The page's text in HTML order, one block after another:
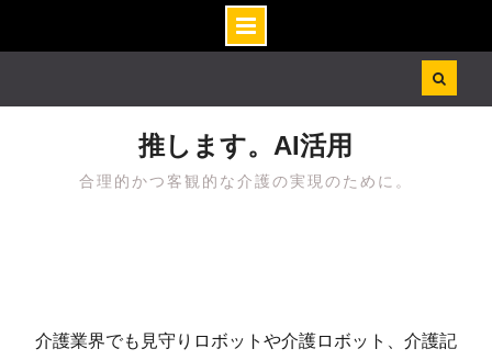
推します。AI活用
合理的かつ客観的な介護の実現のために。
介護業界でも見守りロボットや介護ロボット、介護記